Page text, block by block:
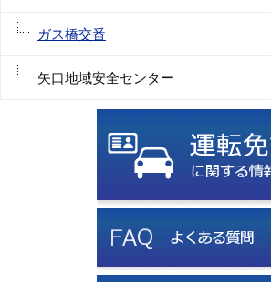
ガス橋交番
矢口地域安全センター